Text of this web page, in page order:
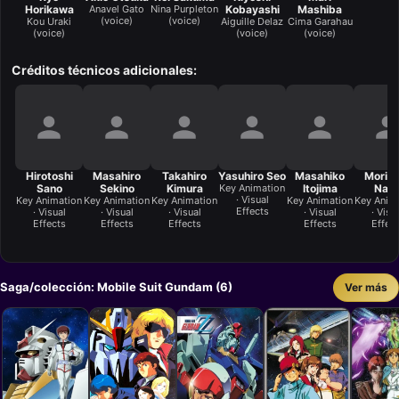
Horikawa
Kou Uraki
(voice)
Anavel Gato
(voice)
Nina Purpleton
(voice)
Kobayashi
Aiguille Delaz
(voice)
Mashiba
Cima Garahau
(voice)
Créditos técnicos adicionales:
Hirotoshi
Sano
Key Animation
· Visual
Effects
Masahiro
Sekino
Key Animation
· Visual
Effects
Takahiro
Kimura
Key Animation
· Visual
Effects
Yasuhiro Seo
Key Animation
· Visual
Effects
Masahiko
Itojima
Key Animation
· Visual
Effects
Key
·
Saga/colección: Mobile Suit Gundam (6) Ver más